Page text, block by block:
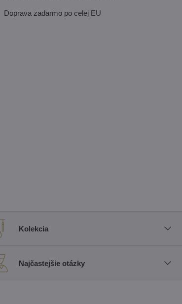
Doprava zadarmo po celej EU
Kolekcia
Najčastejšie otázky